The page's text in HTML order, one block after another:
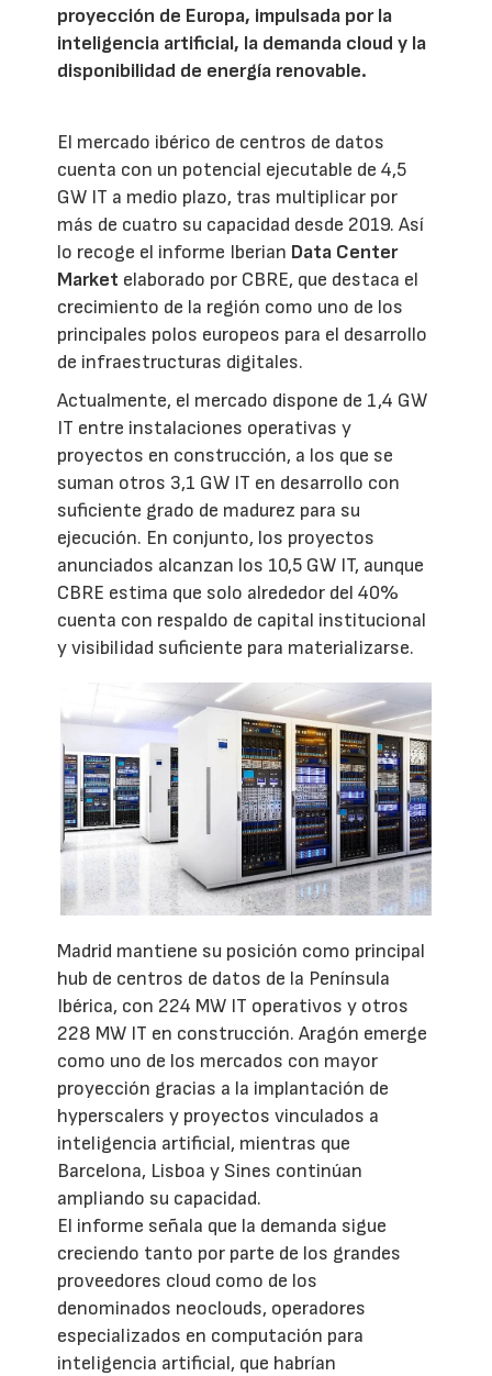
proyección de Europa, impulsada por la
inteligencia artificial, la demanda cloud y la
disponibilidad de energía renovable.
El mercado ibérico de centros de datos
cuenta con un potencial ejecutable de 4,5
GW IT a medio plazo, tras multiplicar por
más de cuatro su capacidad desde 2019. Así
lo recoge el informe Iberian Data Center
Market elaborado por CBRE, que destaca el
crecimiento de la región como uno de los
principales polos europeos para el desarrollo
de infraestructuras digitales.
Actualmente, el mercado dispone de 1,4 GW
IT entre instalaciones operativas y
proyectos en construcción, a los que se
suman otros 3,1 GW IT en desarrollo con
suficiente grado de madurez para su
ejecución. En conjunto, los proyectos
anunciados alcanzan los 10,5 GW IT, aunque
CBRE estima que solo alrededor del 40%
cuenta con respaldo de capital institucional
y visibilidad suficiente para materializarse.
Madrid mantiene su posición como principal
hub de centros de datos de la Península
Ibérica, con 224 MW IT operativos y otros
228 MW IT en construcción. Aragón emerge
como uno de los mercados con mayor
proyección gracias a la implantación de
hyperscalers y proyectos vinculados a
inteligencia artificial, mientras que
Barcelona, Lisboa y Sines continúan
ampliando su capacidad.
El informe señala que la demanda sigue
creciendo tanto por parte de los grandes
proveedores cloud como de los
denominados neoclouds, operadores
especializados en computación para
inteligencia artificial, que habrían